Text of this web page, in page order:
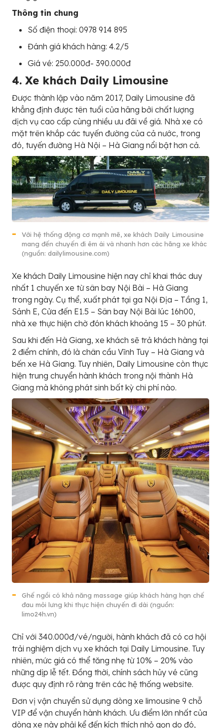
Thông tin chung
Số điện thoại: 0978 914 895
Đánh giá khách hàng: 4.2/5
Giá vé: 250.000đ- 390.000đ
4. Xe khách Daily Limousine
Được thành lập vào năm 2017, Daily Limousine đã
khẳng định được tên tuổi của hãng bởi chất lượng
dịch vụ cao cấp cùng nhiều ưu đãi về giá. Nhà xe có
mặt trên khắp các tuyến đường của cả nước, trong
đó, tuyến đường Hà Nội – Hà Giang nổi bật hơn cả.
Với hệ thống động cơ mạnh mẽ, xe khách Daily Limousine
mang đến chuyến đi êm ái và nhanh hơn các hãng xe khác
(nguồn: dailylimousine.com)
Xe khách Daily Limousine hiện nay chỉ khai thác duy
nhất 1 chuyến xe từ sân bay Nội Bài – Hà Giang
trong ngày. Cụ thể, xuất phát tại ga Nội Địa – Tầng 1,
Sảnh E, Cửa đến E1.5 – Sân bay Nội Bài lúc 16h00,
nhà xe thực hiện chờ đón khách khoảng 15 – 30 phút.
Sau khi đến Hà Giang, xe khách sẽ trả khách hàng tại
2 điểm chính, đó là chân cầu Vĩnh Tuy – Hà Giang và
bến xe Hà Giang. Tuy nhiên, Daily Limousine còn thực
hiện trung chuyển hành khách trong nội thành Hà
Giang mà không phát sinh bất kỳ chi phí nào.
Ghế ngồi có khả năng massage giúp khách hàng hạn chế
đau mỏi lưng khi thực hiện chuyến đi dài (nguồn:
limo24h.vn)
Chỉ với 340.000đ/vé/người, hành khách đã có cơ hội
trải nghiệm dịch vụ xe khách tại Daily Limousine. Tuy
nhiên, mức giá có thể tăng nhẹ từ 10% – 20% vào
những dịp lễ tết. Đồng thời, chính sách hủy vé cũng
được quy định rõ ràng trên các hệ thống website.
Đơn vị vận chuyển sử dụng dòng xe limousine 9 chỗ
VIP để vận chuyển hành khách. Ưu điểm lớn nhất của
dòng xe này phải kể đến kích thích nhỏ gọn do đó,